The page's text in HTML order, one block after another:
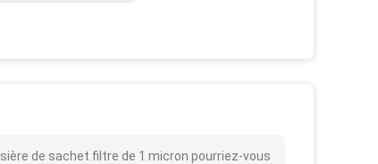
de sachet filtre de 1 micron pourriez-vous